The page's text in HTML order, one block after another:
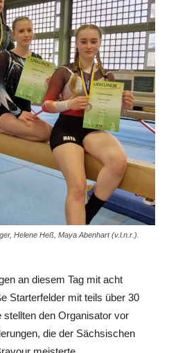
Helene Heß, Maya Abenhart (v.l.n.r.).
an diesem Tag mit acht
Starterfelder mit teils über 30
den Organisator vor
die der Sächsischen